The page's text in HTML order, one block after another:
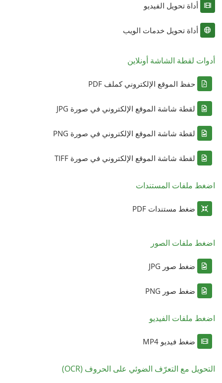
أداة تحويل الفيديو
أداة تحويل خدمات الويب
أدوات لقطة الشاشة أونلاين
حفظ الموقع الإلكتروني كملف PDF
لقطة شاشة الموقع الإلكتروني في صورة JPG
لقطة شاشة الموقع الإلكتروني في صورة PNG
لقطة شاشة الموقع الإلكتروني في صورة TIFF
اضغط ملفات المستندات
ضغط مستندات PDF
اضغط ملفات الصور
ضغط صور JPG
ضغط صور PNG
اضغط ملفات الفيديو
ضغط فيديو MP4
التحويل مع التعرّف الضوئي على الحروف (OCR)